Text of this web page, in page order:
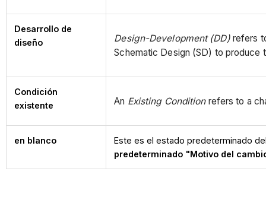
Desarrollo de
diseño
Design-Development (DD)refers
Schematic Design (SD) to
Condición
existente
An Existing Conditionrefers to a
en blanco
Este es el estado predeterminado
predeterminado "Motivo del